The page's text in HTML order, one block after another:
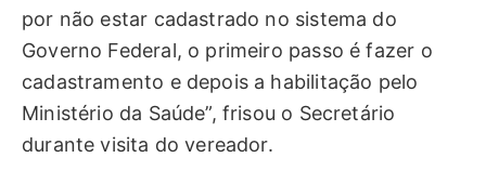
por não estar cadastrado no sistema do
Governo Federal, o primeiro passo é fazer o
cadastramento e depois a habilitação pelo
Ministério da Saúde”, frisou o Secretário
durante visita do vereador.